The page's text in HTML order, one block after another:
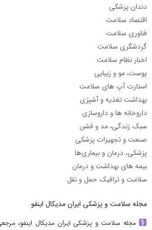
دندان پزشکی
اقتصاد سلامت
فناوری سلامت
گردشگری سلامت
اخبار نظام سلامت
پوست، مو و زیبایی
استارت آپ های سلامت
بهداشت تغذیه و آشپزی
داروخانه ها و داروسازی
سبک زندگی، مد و فشن
صنعت و تجهیزات پزشکی
پزشکی، درمان و بیماری‌ها
بیمه های بهداشت و درمان
سلامت و ترافیک حمل و نقل
مجله سلامت و پزشکی ایران مدیکال اینفو
مجله سلامت و پزشکی ایران مدیکال اینفو،